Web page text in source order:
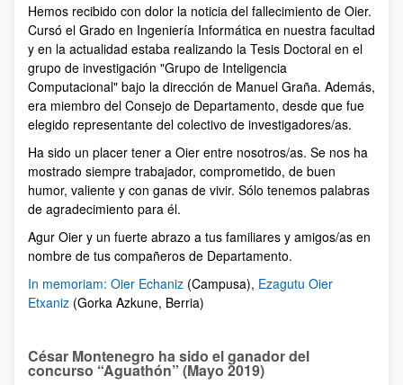
Hemos recibido con dolor la noticia del fallecimiento de Oier.
Cursó el Grado en Ingeniería Informática en nuestra facultad
y en la actualidad estaba realizando la Tesis Doctoral en el
grupo de investigación "Grupo de Inteligencia
Computacional" bajo la dirección de Manuel Graña. Además,
era miembro del Consejo de Departamento, desde que fue
elegido representante del colectivo de investigadores/as.
Ha sido un placer tener a Oier entre nosotros/as. Se nos ha
mostrado siempre trabajador, comprometido, de buen
humor, valiente y con ganas de vivir. Sólo tenemos palabras
de agradecimiento para él.
Agur Oier y un fuerte abrazo a tus familiares y amigos/as en
nombre de tus compañeros de Departamento.
In memoriam: Oier Echaniz (Campusa), Ezagutu Oier
Etxaniz (Gorka Azkune, Berria)
César Montenegro ha sido el ganador del
concurso “Aguathón” (Mayo 2019)